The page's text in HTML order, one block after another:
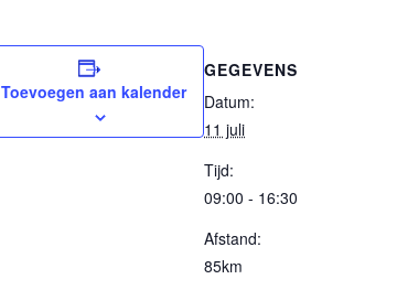
Toevoegen aan kalender
GEGEVENS
Datum:
11 juli
Tijd:
09:00 - 16:30
Afstand:
85km